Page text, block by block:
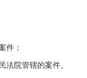
件；
法院管辖的案件。